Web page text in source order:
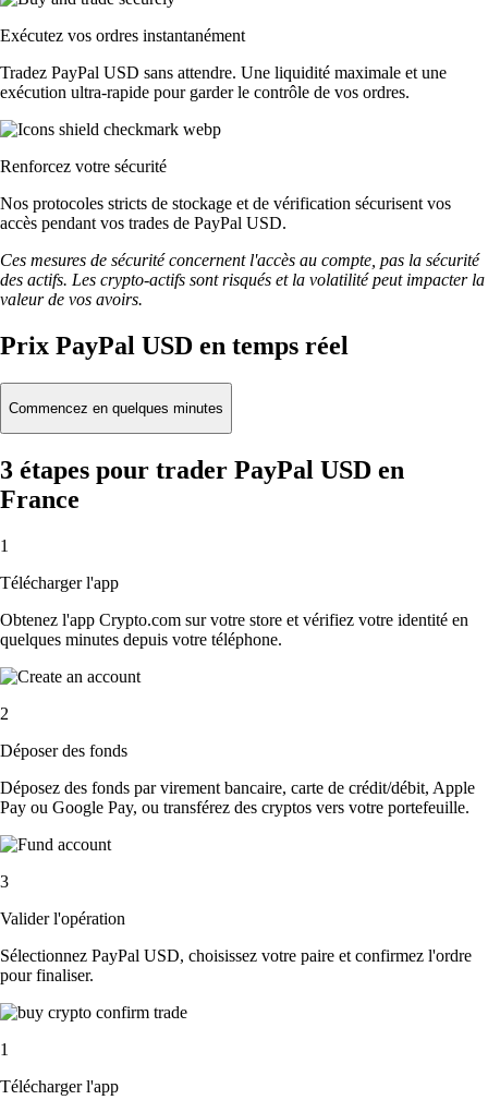
Exécutez vos ordres instantanément
Tradez PayPal USD sans attendre. Une liquidité maximale et une
exécution ultra-rapide pour garder le contrôle de vos ordres.
Renforcez votre sécurité
Nos protocoles stricts de stockage et de vérification sécurisent vos
accès pendant vos trades de PayPal USD.
Ces mesures de sécurité concernent l'accès au compte, pas la sécurité
des actifs. Les crypto-actifs sont risqués et la volatilité peut impacter la
valeur de vos avoirs.
Prix PayPal USD en temps réel
Commencez en quelques minutes
3 étapes pour trader PayPal USD en
France
1
Télécharger l'app
Obtenez l'app Crypto.com sur votre store et vérifiez votre identité en
quelques minutes depuis votre téléphone.
2
Déposer des fonds
Déposez des fonds par virement bancaire, carte de crédit/débit, Apple
Pay ou Google Pay, ou transférez des cryptos vers votre portefeuille.
3
Valider l'opération
Sélectionnez PayPal USD, choisissez votre paire et confirmez l'ordre
pour finaliser.
1
Télécharger l'app